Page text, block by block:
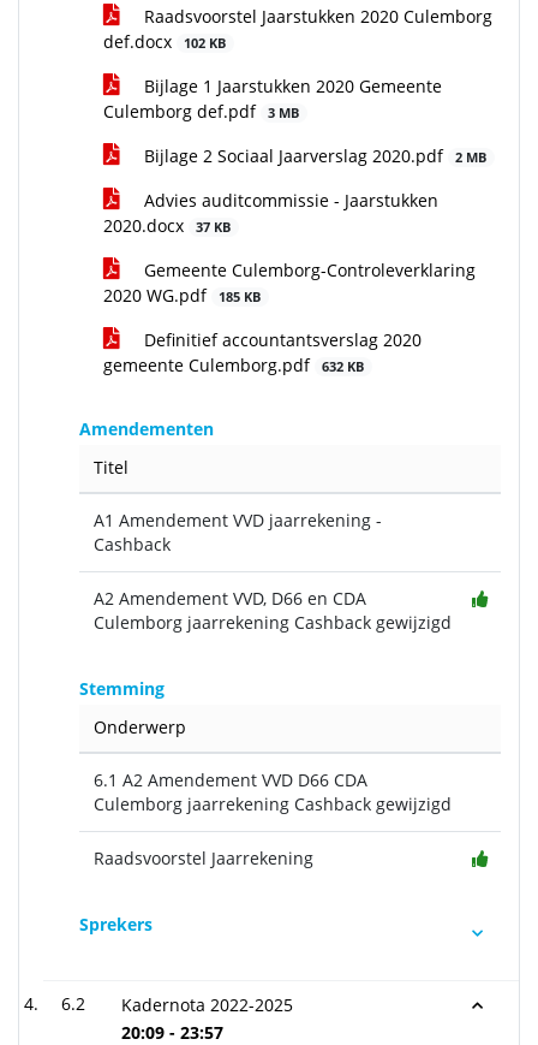
Raadsvoorstel Jaarstukken 2020 Culemborg
def.docx
102 KB
Bijlage 1 Jaarstukken 2020 Gemeente
Culemborg def.pdf
3 MB
Bijlage 2 Sociaal Jaarverslag 2020.pdf 2 MB
Advies auditcommissie - Jaarstukken
2020.docx
37 KB
Gemeente Culemborg-Controleverklaring
2020 WG.pdf
185 KB
Definitief accountantsverslag 2020
gemeente Culemborg.pdf
632 KB
Amendementen
Titel
A1 Amendement VVD jaarrekening -
Cashback
A2 Amendement VVD, D66 en CDA
Culemborg jaarrekening Cashback gewijzigd
Stemming
Onderwerp
6.1 A2 Amendement VVD D66 CDA
Culemborg jaarrekening Cashback gewijzigd
Raadsvoorstel Jaarrekening
Sprekers
6.2
Kadernota 2022-2025
20:09 - 23:57